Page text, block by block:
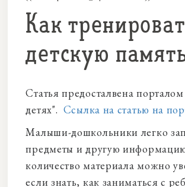
Как
детскую
Статья предосталвена
детях". Ссылка на статью на
Малыши-дошкольники легко
предметы и другую
количество материала можно
если знать, как заниматься с